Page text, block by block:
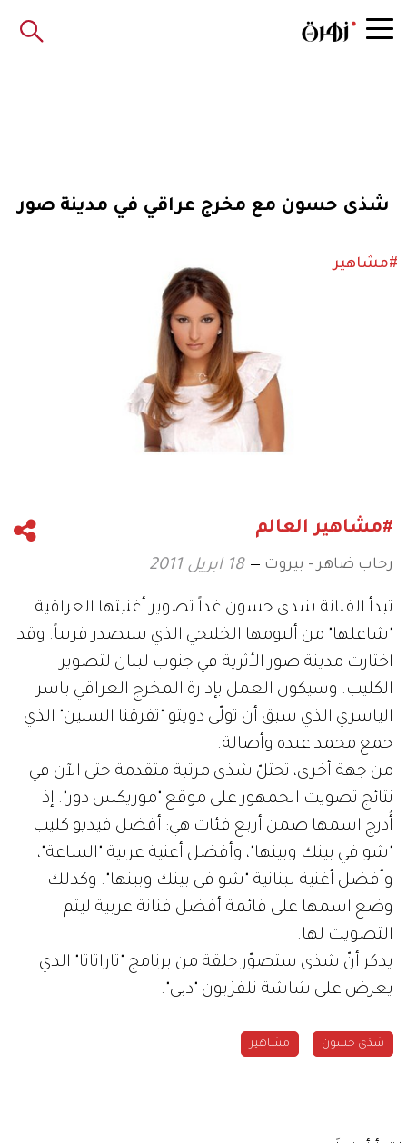
شذى حسون مع مخرج عراقي في مدينة صور
#مشاهير
#مشاهير العالم
رحاب ضاهر - بيروت 18 ابريل 2011
تبدأ الفنانة شذى حسون غداً تصوير أغنيتها العراقية
"شاعلها" من ألبومها الخليجي الذي سيصدر قريباً. وقد
اختارت مدينة صور الأثرية في جنوب لبنان لتصوير
الكليب. وسيكون العمل بإدارة المخرج العراقي ياسر
الياسري الذي سبق أن تولّى دويتو "تفرقنا السنين" الذي
جمع محمد عبده وأصالة.
من جهة أخرى، تحتلّ شذى مرتبة متقدمة حتى الآن في
نتائج تصويت الجمهور على موقع "موريكس دور". إذ
أُدرج اسمها ضمن أربع فئات هي: أفضل فيديو كليب
"شو في بينك وبينها"، وأفضل أغنية عربية "الساعة"،
وأفضل أغنية لبنانية "شو في بينك وبينها". وكذلك
وضع اسمها على قائمة أفضل فنانة عربية ليتم
التصويت لها.
يذكر أنّ شذى ستصوّر حلقة من برنامج "تاراتاتا" الذي
يعرض على شاشة تلفزيون "دبي".
شذى حسون مشاهير